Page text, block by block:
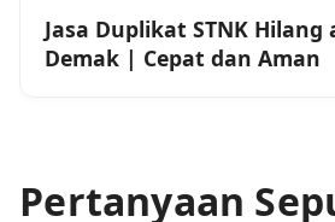
Jasa Duplikat STNK
Demak | Cepat dan Aman
Pertanyaan